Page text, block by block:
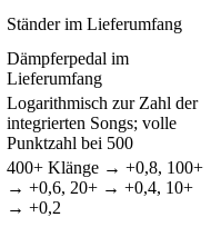
Ständer im Lieferumfang
Dämpferpedal im
Lieferumfang
Logarithmisch zur Zahl der
integrierten Songs; volle
Punktzahl bei 500
400+ Klänge → +0,8, 100+
→ +0,6, 20+ → +0,4, 10+
→ +0,2